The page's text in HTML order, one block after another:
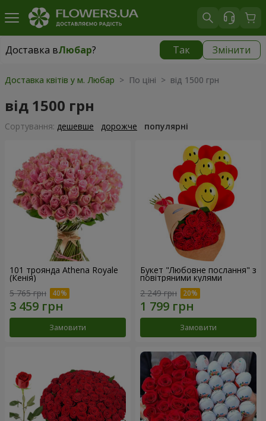
Доставка вЛюбар? Так Змінити
Доставка вЛюбар|
Доставка квітів у м. Любар > По ціні > від 1500 грн
від 1500 грн
Сортування: дешевше дорожче популярні
101 троянда Athena Royale
(Кенія)
5 765 грн
Замовити
Букет "Любовне послання" з
повітряними кулями
2 249 грн
Замовити